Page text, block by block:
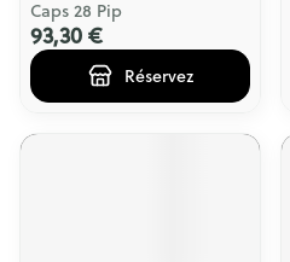
Caps 28 Pip
93,30 €
Réservez